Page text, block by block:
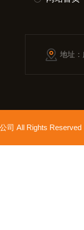
地址
司 All Rights